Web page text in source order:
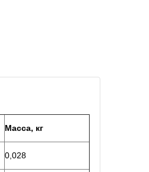
Масса, кг
0,028